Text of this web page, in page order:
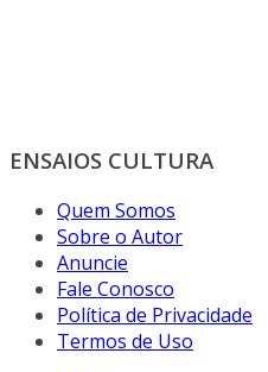
ENSAIOS CULTURA
Quem Somos
Sobre o Autor
Anuncie
Fale Conosco
Política de Privacidade
Termos de Uso